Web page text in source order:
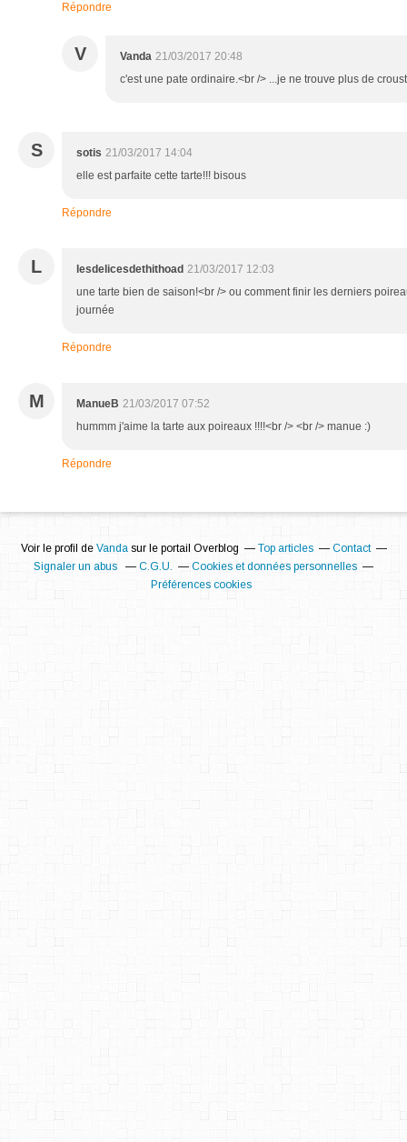
Répondre
V Vanda 21/03/2017 20:48
c'est une pate ordinaire.<br /> ...je ne trouve plus de
S sotis 21/03/2017 14:04
elle est parfaite cette tarte!!! bisous
Répondre
L lesdelicesdethithoad 21/03/2017 12:03
une tarte bien de saison!<br /> ou comment finir les derniers
journée
Répondre
M ManueB 21/03/2017 07:52
hummm j'aime la tarte aux poireaux !!!!<br /> <br /> manue :)
Répondre
Voir le profil de Vandasur le portail Overblog Top articles
Contact
Signaler un abus
C.G.U.
Cookies et données personnelles
Préférences cookies